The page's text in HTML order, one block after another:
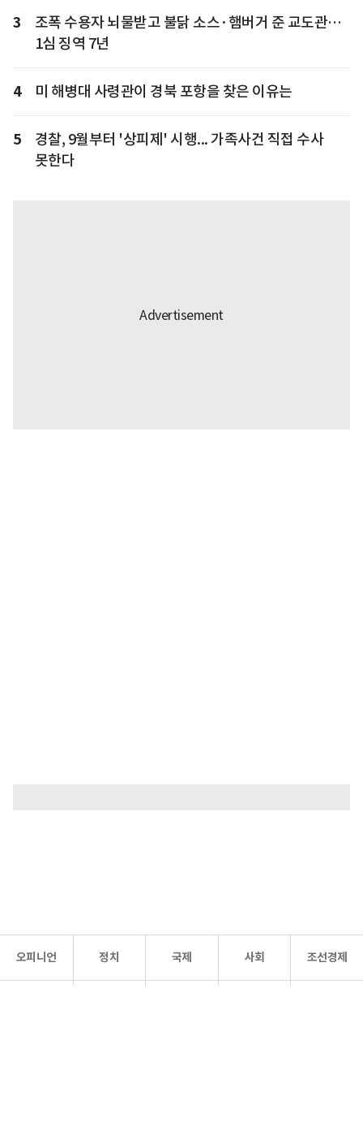
3
조폭 수용자 뇌물받고 불닭 소스·햄버거 준 교도관…
1심 징역 7년
4 미 해병대 사령관이 경북 포항을 찾은 이유는
5
경찰, 9월부터 '상피제' 시행... 가족사건 직접 수사
못한다
오피니언 정치 국제 사회 조선경제